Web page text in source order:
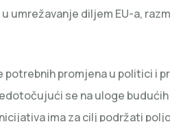
umrežavanje diljem EU-a,
promjena u politici i
se na uloge
ima za cilj podržati